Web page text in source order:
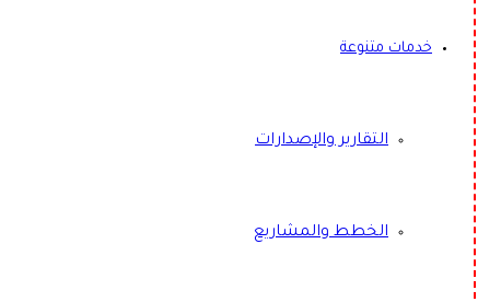
خدمات متنوعة
التقارير والإصدارات
الخطط والمشاريع